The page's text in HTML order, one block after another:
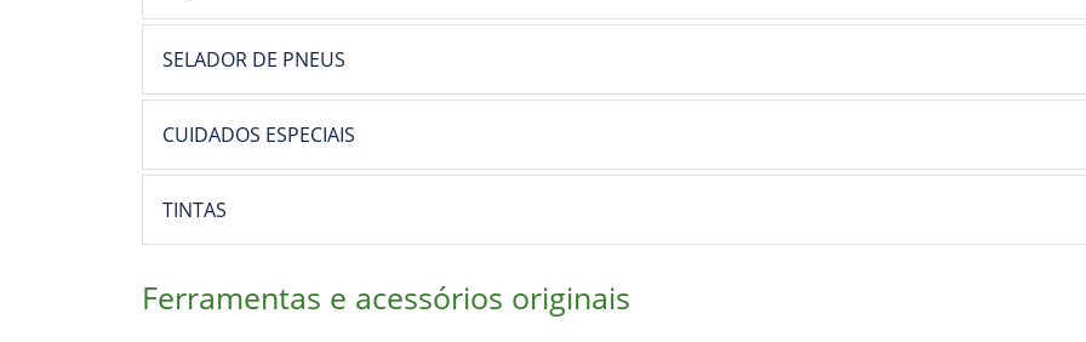
SELADOR DE PNEUS
CUIDADOS ESPECIAIS
TINTAS
Ferramentas e acessórios originais